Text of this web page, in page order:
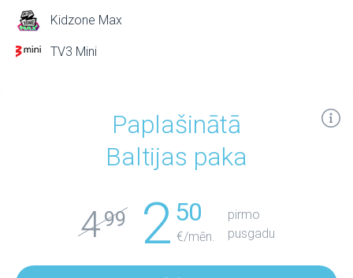
Kidzone Max
TV3 Mini
Paplašinātā
Baltijas paka
499 2 50
€/mēn.
pirmo
pusgadu